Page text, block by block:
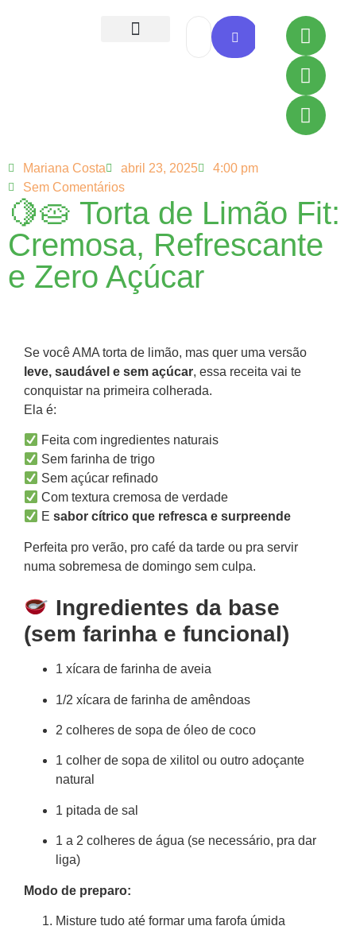
Mariana Costa abril 23, 2025
4:00 pm
Sem Comentários
🍋🥧 Torta de Limão Fit:
Cremosa, Refrescante
e Zero Açúcar
Se você AMA torta de limão, mas quer uma versão
leve, saudável e sem açúcar, essa receita vai te
conquistar na primeira colherada.
Ela é:
Feita com ingredientes naturais
Sem farinha de trigo
Sem açúcar refinado
Com textura cremosa de verdade
Esabor cítrico que refresca e surpreende
Perfeita pro verão, pro café da tarde ou pra servir
numa sobremesa de domingo sem culpa.
Ingredientes da base
(sem farinha e funcional)
1 xícara de farinha de aveia
1/2 xícara de farinha de amêndoas
2 colheres de sopa de óleo de coco
1 colher de sopa de xilitol ou outro adoçante
natural
1 pitada de sal
1 a 2 colheres de água (se necessário, pra dar
liga)
Modo de preparo:
Misture tudo até formar uma farofa úmida